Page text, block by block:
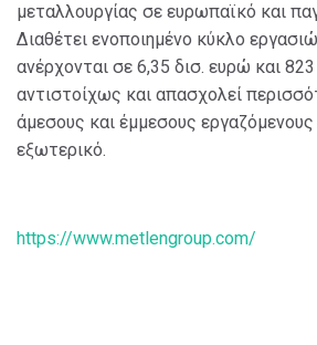
μεταλλουργίας σε ευρωπαϊκό και
Διαθέτει ενοποιημένο κύκλο
ανέρχονται σε 6,35 δισ. ευρώ και
αντιστοίχως και απασχολεί
άμεσους και έμμεσους
εξωτερικό.
https://www.metlengroup.com/